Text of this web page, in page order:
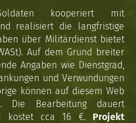
kooperiert mit
realisiert die langfristige
über Militärdienst bietet
Auf dem Grund breiter
Angaben wie Dienstgrad,
und Verwundungen
können auf diesem Web
Die Bearbeitung dauert
kostet cca 16 €. Projekt